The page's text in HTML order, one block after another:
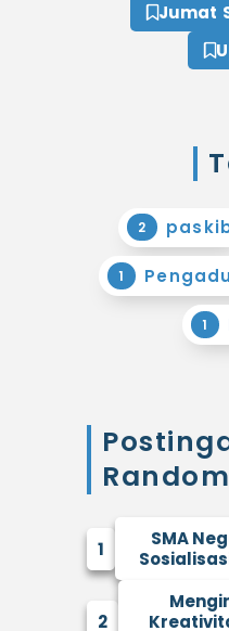
Jumat
2
1
1
Random
1
SMA
2